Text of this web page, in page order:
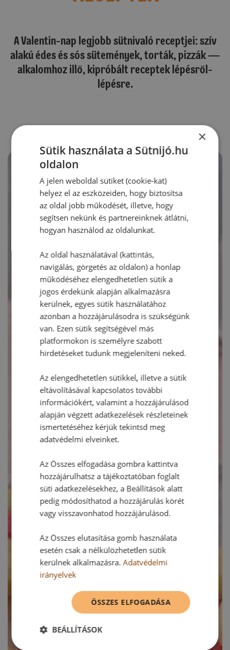
A Valentin-nap legjobb sütnivaló receptjei: szív
alakú édes és sós sütemények, torták, pizzák —
alkalomhoz illő, kipróbált receptek lépésről-
lépésre.
×
Sütik használata a Sütnijó.hu
oldalon
A jelen weboldal sütiket (cookie-kat)
helyez el az eszközeiden, hogy biztosítsa
az oldal jobb működését, illetve, hogy
segítsen nekünk és partnereinknek átlátni,
hogyan használod az oldalunkat.
Az oldal használatával (kattintás,
navigálás, görgetés az oldalon) a honlap
működéséhez elengedhetetlen sütik a
jogos érdekünk alapján alkalmazásra
kerülnek, egyes sütik használatához
azonban a hozzájárulásodra is szükségünk
van. Ezen sütik segítségével más
platformokon is személyre szabott
hirdetéseket tudunk megjeleníteni neked.
Az elengedhetetlen sütikkel, illetve a sütik
eltávolításával kapcsolatos további
információkért, valamint a hozzájárulásod
alapján végzett adatkezelések részleteinek
ismertetéséhez kérjük tekintsd meg
adatvédelmi elveinket.
Az Összes elfogadása gombra kattintva
hozzájárulhatsz a tájékoztatóban foglalt
süti adatkezelésekhez, a Beállítások alatt
pedig módosíthatod a hozzájárulás körét
vagy visszavonhatod hozzájárulásod.
Az Összes elutasítása gomb használata
esetén csak a nélkülözhetetlen sütik
kerülnek alkalmazásra.Adatvédelmi
irányelvek
ÖSSZES ELFOGADÁSA
BEÁLLÍTÁSOK